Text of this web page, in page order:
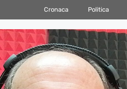
Cronaca Politica